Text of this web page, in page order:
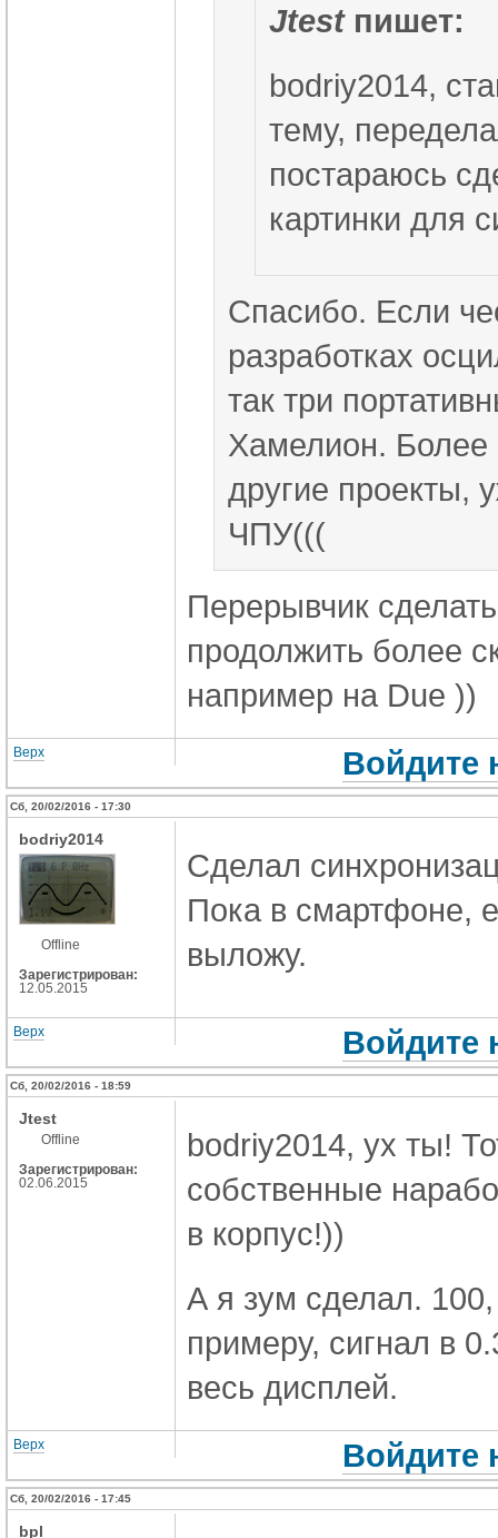
Jtestпишет:
bodriy2014,
тему,
постараюсь
картинки для
Спасибо. Если
разработках
так три
Хамелион. Более
другие проекты,
ЧПУ(((
Перерывчик
продолжить более
например на Due ))
Верх Войдите
Сб, 20/02/2016 - 17:30
bodriy2014
Offline
Зарегистрирован:
12.05.2015
Сделал
Пока в смартфоне,
выложу.
Верх Войдите
Сб, 20/02/2016 - 18:59
Jtest
Offline
Зарегистрирован:
02.06.2015
bodriy2014, ух ты!
собственные
в корпус!))
А я зум сделал.
примеру, сигнал в
весь дисплей.
Верх Войдите
Сб, 20/02/2016 - 17:45
bpl